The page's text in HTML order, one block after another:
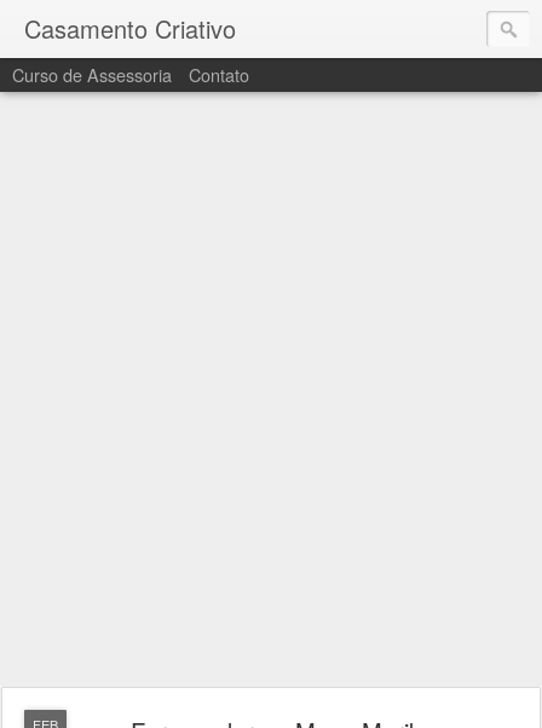
Casamento Criativo
Curso de Assessoria Contato